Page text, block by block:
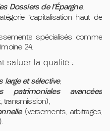
Dossiers de l’Épargne,
"capitalisation haut de
spécialisés comme
24.
saluer la qualité :
large et sélective,
patrimoniales avancées
transmission),
(versements, arbitrages,